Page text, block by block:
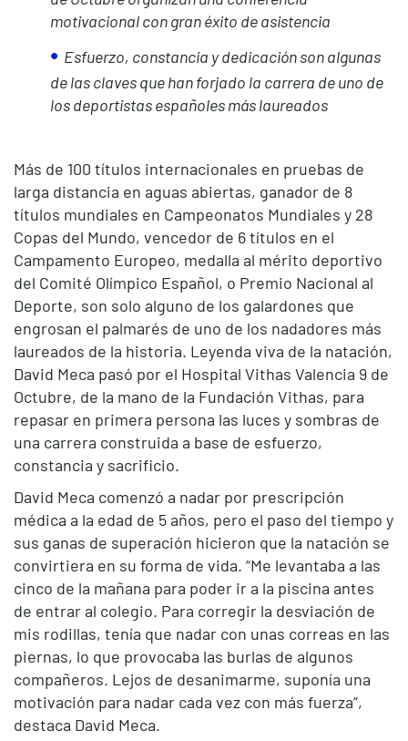
motivacional con gran éxito de asistencia
Esfuerzo, constancia y dedicación son algunas
de las claves que han forjado la carrera de uno de
los deportistas españoles más laureados
Más de 100 títulos internacionales en pruebas de
larga distancia en aguas abiertas, ganador de 8
títulos mundiales en Campeonatos Mundiales y 28
Copas del Mundo, vencedor de 6 títulos en el
Campamento Europeo, medalla al mérito deportivo
del Comité Olímpico Español, o Premio Nacional al
Deporte, son solo alguno de los galardones que
engrosan el palmarés de uno de los nadadores más
laureados de la historia. Leyenda viva de la natación,
David Meca pasó por el Hospital Vithas Valencia 9 de
Octubre, de la mano de la Fundación Vithas, para
repasar en primera persona las luces y sombras de
una carrera construida a base de esfuerzo,
constancia y sacrificio.
David Meca comenzó a nadar por prescripción
médica a la edad de 5 años, pero el paso del tiempo y
sus ganas de superación hicieron que la natación se
convirtiera en su forma de vida. “Me levantaba a las
cinco de la mañana para poder ir a la piscina antes
de entrar al colegio. Para corregir la desviación de
mis rodillas, tenía que nadar con unas correas en las
piernas, lo que provocaba las burlas de algunos
compañeros. Lejos de desanimarme, suponía una
motivación para nadar cada vez con más fuerza”,
destaca David Meca.